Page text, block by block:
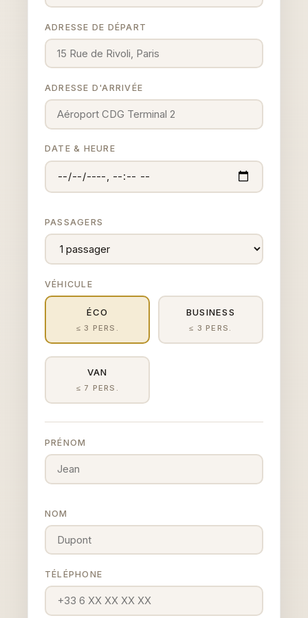
ADRESSE DE DÉPART
ADRESSE D'ARRIVÉE
DATE & HEURE
PASSAGERS
VÉHICULE
ÉCO
≤ 3 PERS.
BUSINESS
≤ 3 PERS.
VAN
≤ 7 PERS.
PRÉNOM
NOM
TÉLÉPHONE